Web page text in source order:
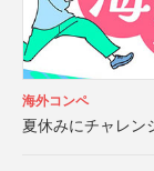
海外コンペ
夏休みにチャレン